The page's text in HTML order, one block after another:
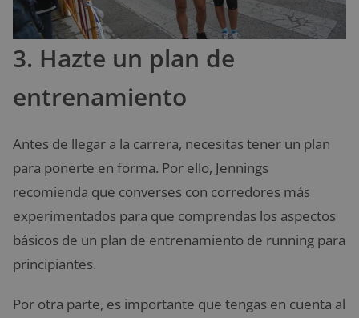
3. Hazte un plan de
entrenamiento
Antes de llegar a la carrera, necesitas tener un plan
para ponerte en forma. Por ello, Jennings
recomienda que converses con corredores más
experimentados para que comprendas los aspectos
básicos de un plan de entrenamiento de running para
principiantes.
Por otra parte, es importante que tengas en cuenta al